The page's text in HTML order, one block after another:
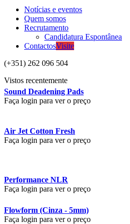
Notícias e eventos
Quem somos
Recrutamento
Candidatura Espontânea
ContactosVisite
(+351) 262 096 504
Vistos recentemente
Sound Deadening Pads
Faça login para ver o preço
Air Jet Cotton Fresh
Faça login para ver o preço
Performance NLR
Faça login para ver o preço
Flowform (Cinza - 5mm)
Faça login para ver o preço